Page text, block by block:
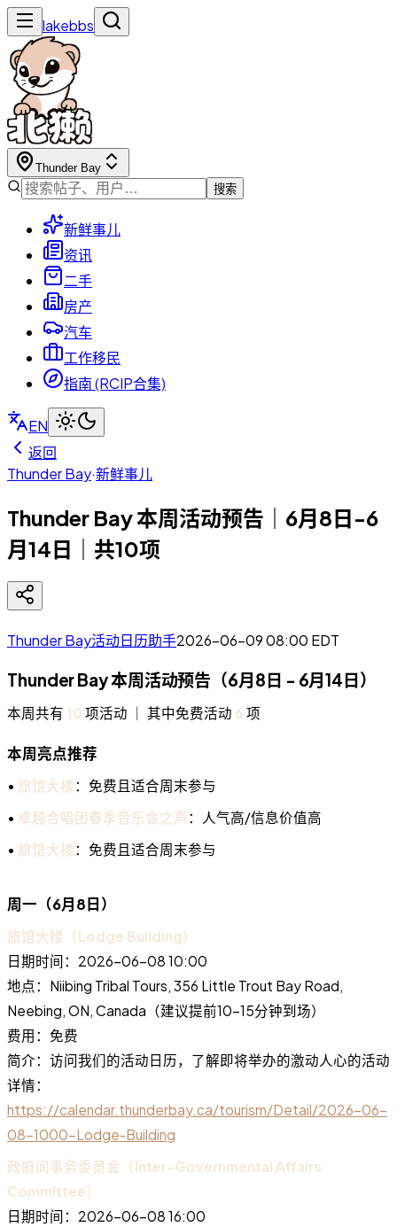
lakebbs
Thunder Bay
搜索
新鲜事儿
资讯
二手
房产
汽车
工作移民
指南 (RCIP合集)
EN
返回
Thunder Bay·新鲜事儿
Thunder Bay 本周活动预告｜6月8日-6
月14日｜共10项
Thunder Bay活动日历助手2026-06-09 08:00 EDT
Thunder Bay 本周活动预告（6月8日 - 6月14日）
本周共有 10 项活动 ｜ 其中免费活动 6 项
本周亮点推荐
• 旅馆大楼：免费且适合周末参与
• 卓越合唱团春季音乐会之声 ：人气高/信息价值高
• 旅馆大楼：免费且适合周末参与
周一（6月8日）
旅馆大楼（Lodge Building）
日期时间：2026-06-08 10:00
地点：Niibing Tribal Tours, 356 Little Trout Bay Road,
Neebing, ON, Canada（建议提前10-15分钟到场）
费用：免费
简介：访问我们的活动日历，了解即将举办的激动人心的活动
详情：
https://calendar.thunderbay.ca/tourism/Detail/2026-06-
08-1000-Lodge-Building
政府间事务委员会（Inter-Governmental Affairs
Committee）
日期时间：2026-06-08 16:00